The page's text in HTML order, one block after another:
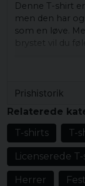
Denne T-shirt
men den har
som en løve.
brystet vil du
på forsiden, vil
Tywin og
Tyrion ville helt
påklædning!
Så vær modig,
til at tage
Game of
Prishistorik
Relaterede
T-shirts
T-
Licenserede
Herrer